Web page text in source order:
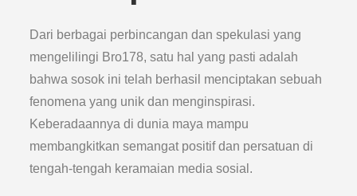
Dari berbagai perbincangan dan spekulasi yang
mengelilingi Bro178, satu hal yang pasti adalah
bahwa sosok ini telah berhasil menciptakan sebuah
fenomena yang unik dan menginspirasi.
Keberadaannya di dunia maya mampu
membangkitkan semangat positif dan persatuan di
tengah-tengah keramaian media sosial.